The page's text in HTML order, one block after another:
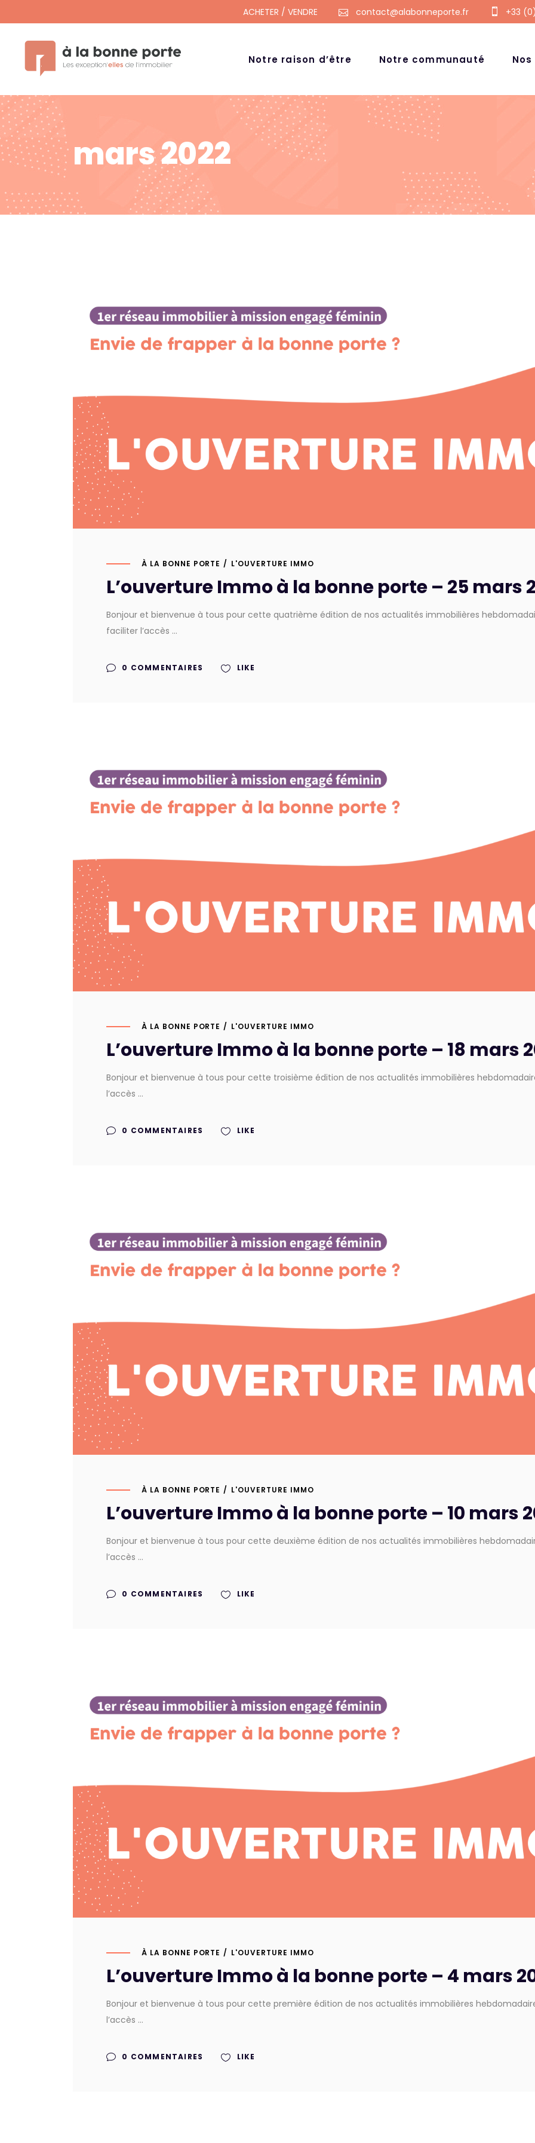
ACHETER / VENDRE contact@alabonneporte.fr +33
Notre raison d’être Notre communauté
mars 2022
À LA BONNE PORTE L'OUVERTURE IMMO
L’ouverture Immo à la bonne porte – 25 mars
Bonjour et bienvenue à tous pour cette quatrième édition de nos actualités immobilières
faciliter l’accès
0 COMMENTAIRES LIKE
À LA BONNE PORTE L'OUVERTURE IMMO
L’ouverture Immo à la bonne porte – 18 mars
Bonjour et bienvenue à tous pour cette troisième édition de nos actualités immobilières
l’accès
0 COMMENTAIRES LIKE
À LA BONNE PORTE L'OUVERTURE IMMO
L’ouverture Immo à la bonne porte – 10 mars
Bonjour et bienvenue à tous pour cette deuxième édition de nos actualités immobilières
l’accès
0 COMMENTAIRES LIKE
À LA BONNE PORTE L'OUVERTURE IMMO
L’ouverture Immo à la bonne porte – 4 mars
Bonjour et bienvenue à tous pour cette première édition de nos actualités immobilières
l’accès
0 COMMENTAIRES LIKE